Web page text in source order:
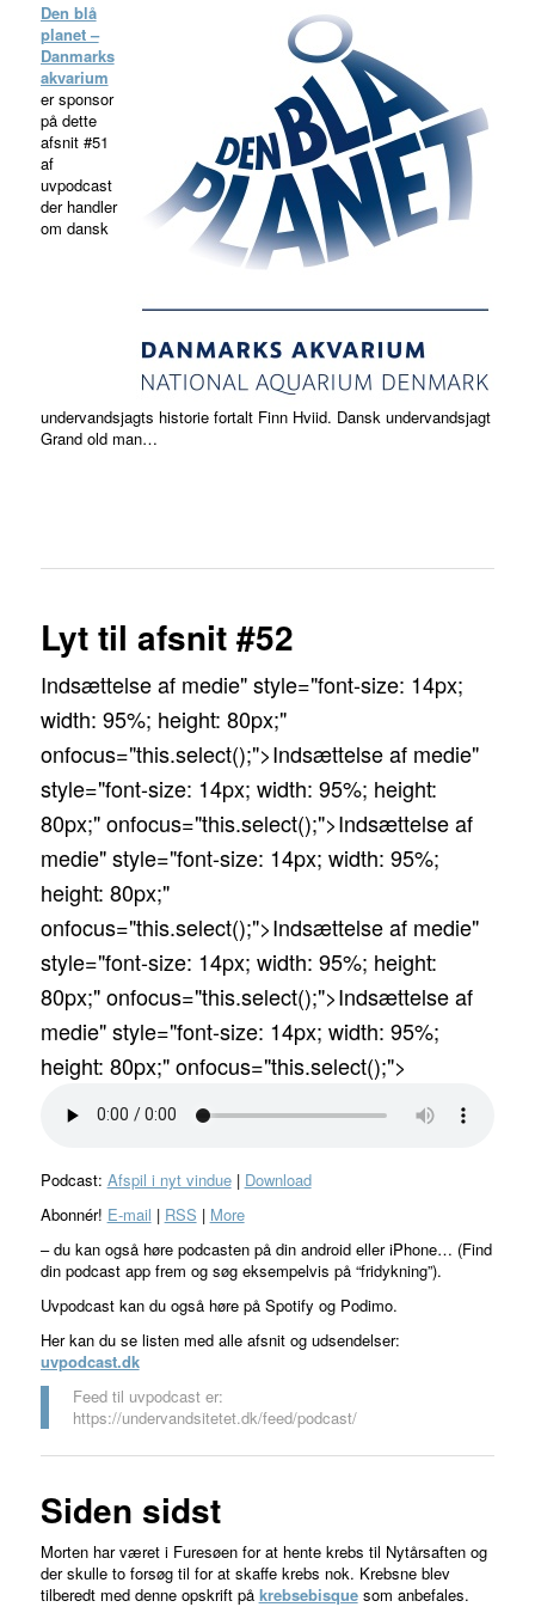
Den blå
planet –
Danmarks
akvarium
er sponsor
på dette
afsnit #51
af
uvpodcast
der handler
om dansk
undervandsjagts historie fortalt Finn Hviid. Dansk undervandsjagt
Grand old man…
Lyt til afsnit #52
Indsættelse af medie" style="font-size: 14px;
width: 95%; height: 80px;"
onfocus="this.select();">Indsættelse af medie"
style="font-size: 14px; width: 95%; height:
80px;" onfocus="this.select();">Indsættelse af
medie" style="font-size: 14px; width: 95%;
height: 80px;"
onfocus="this.select();">Indsættelse af medie"
style="font-size: 14px; width: 95%; height:
80px;" onfocus="this.select();">Indsættelse af
medie" style="font-size: 14px; width: 95%;
height: 80px;" onfocus="this.select();">
Podcast: Afspil i nyt vindue| Download
Abonnér! E-mail | RSS | More
– du kan også høre podcasten på din android eller iPhone… (Find
din podcast app frem og søg eksempelvis på “fridykning”).
Uvpodcast kan du også høre på Spotify og Podimo.
Her kan du se listen med alle afsnit og udsendelser:
uvpodcast.dk
Feed til uvpodcast er:
https://undervandsitetet.dk/feed/podcast/
Siden sidst
Morten har været i Furesøen for at hente krebs til Nytårsaften og
der skulle to forsøg til for at skaffe krebs nok. Krebsne blev
tilberedt med denne opskrift på krebsebisquesom anbefales.